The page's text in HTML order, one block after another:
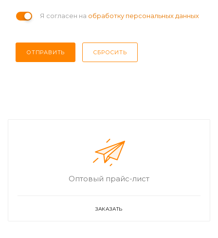
Я согласен на обработку персональных данных
ОТПРАВИТЬ СБРОСИТЬ
Оптовый прайс-лист
ЗАКАЗАТЬ